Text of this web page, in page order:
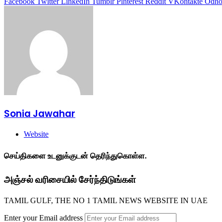
Sonia Jawahar
Website
செய்திகளை உடனுக்குடன் தெரிந்துகொள்ள.
அஞ்சல் வரிசையில் சேர்ந்திடுங்கள்
TAMIL GULF, THE NO 1 TAMIL NEWS WEBSITE IN UAE
Enter your Email address